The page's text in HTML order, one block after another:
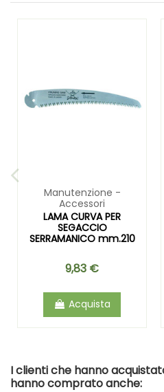
Manutenzione -
Accessori
LAMA CURVA PER
SEGACCIO
SERRAMANICO mm.210
9,83 €
Acquista
I clienti che hanno
hanno comprato anche: